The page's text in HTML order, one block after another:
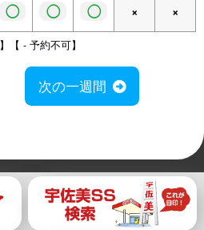
◯ ◯ ◯ × ×
【 - 予約不可】
次の一週間